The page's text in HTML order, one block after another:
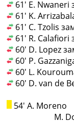
61' E. Nwaneri
61' K.
61' C. Tzolis
61' R. Calafiori
60' D. Lopez
60' P.
60' L.
60' D. van de
54' A. Moreno